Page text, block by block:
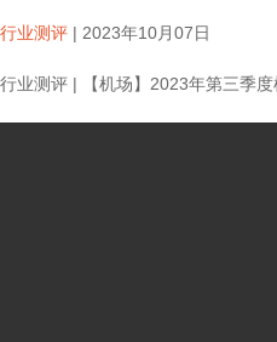
行业测评 | 2023年10月07日
行业测评 | 【机场】2023年第三季